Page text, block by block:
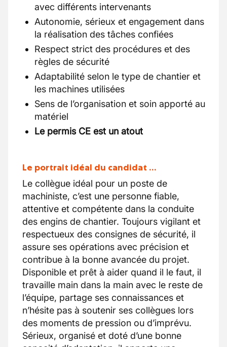
avec différents intervenants
Autonomie, sérieux et engagement dans
la réalisation des tâches confiées
Respect strict des procédures et des
règles de sécurité
Adaptabilité selon le type de chantier et
les machines utilisées
Sens de l’organisation et soin apporté au
matériel
Le permis CE est un atout
Le portrait idéal du candidat …
Le collègue idéal pour un poste de
machiniste, c’est une personne fiable,
attentive et compétente dans la conduite
des engins de chantier. Toujours vigilant et
respectueux des consignes de sécurité, il
assure ses opérations avec précision et
contribue à la bonne avancée du projet.
Disponible et prêt à aider quand il le faut, il
travaille main dans la main avec le reste de
l’équipe, partage ses connaissances et
n’hésite pas à soutenir ses collègues lors
des moments de pression ou d’imprévu.
Sérieux, organisé et doté d’une bonne